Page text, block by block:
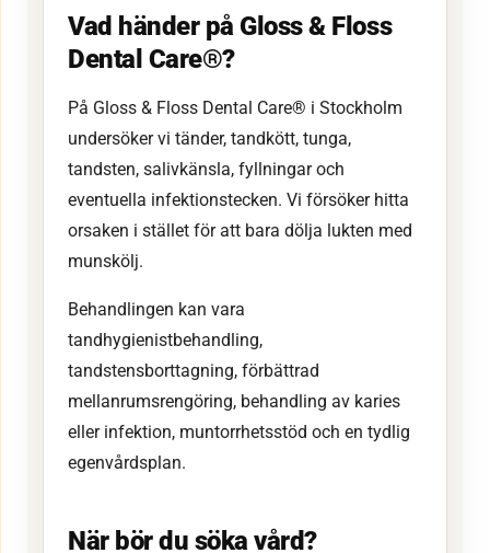
Vad händer på Gloss & Floss
Dental Care®?
På Gloss & Floss Dental Care® i Stockholm
undersöker vi tänder, tandkött, tunga,
tandsten, salivkänsla, fyllningar och
eventuella infektionstecken. Vi försöker hitta
orsaken i stället för att bara dölja lukten med
munskölj.
Behandlingen kan vara
tandhygienistbehandling,
tandstensborttagning, förbättrad
mellanrumsrengöring, behandling av karies
eller infektion, muntorrhetsstöd och en tydlig
egenvårdsplan.
När bör du söka vård?